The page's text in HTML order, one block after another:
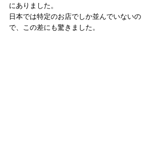
にありました。
日本では特定のお店でしか並んでいないの
で、この差にも驚きました。